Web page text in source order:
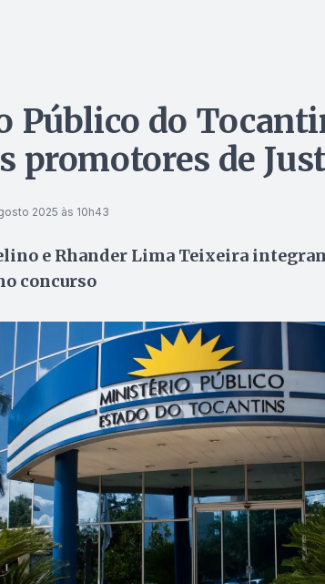
do
promotores de
2025 às 10h43
e Rhander Lima Teixeira
concurso